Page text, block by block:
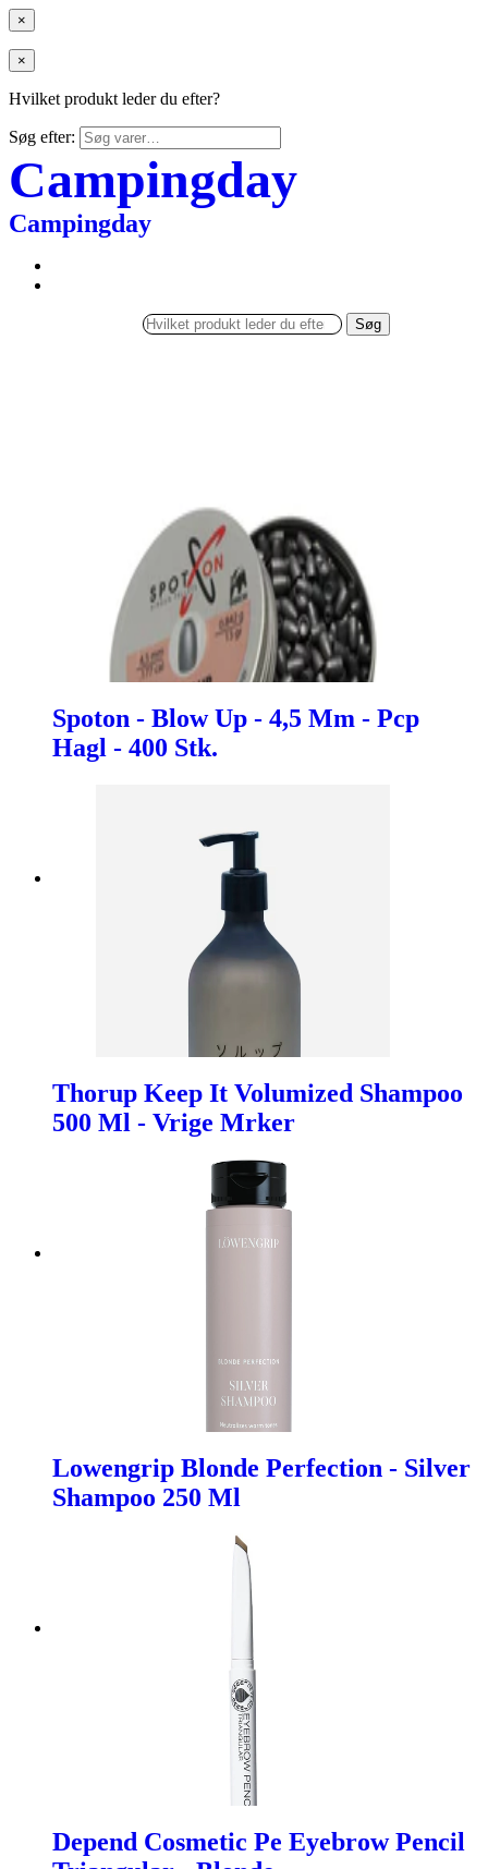
×
×
Hvilket produkt leder du efter?
Søg efter:
Campingday
Campingday
Søg
Spoton - Blow Up - 4,5 Mm - Pcp
Hagl - 400 Stk.
Thorup Keep It Volumized Shampoo
500 Ml - Vrige Mrker
Lowengrip Blonde Perfection - Silver
Shampoo 250 Ml
Depend Cosmetic Pe Eyebrow Pencil